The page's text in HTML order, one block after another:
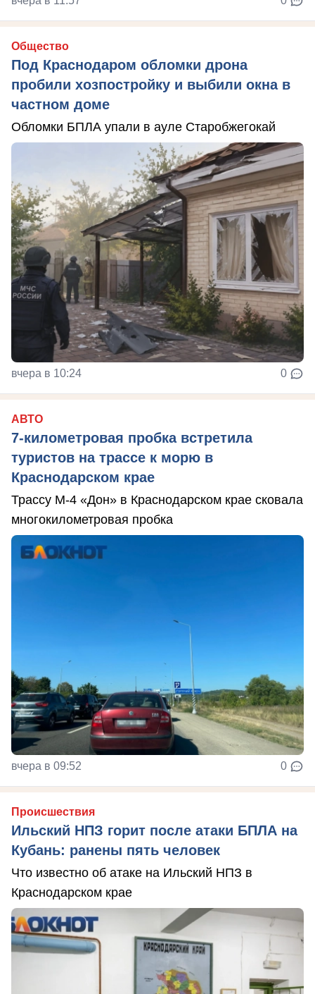
Общество
Под Краснодаром обломки дрона
пробили хозпостройку и выбили окна в
частном доме
Обломки БПЛА упали в ауле Старобжегокай
вчера в 10:24 0
АВТО
7-километровая пробка встретила
туристов на трассе к морю в
Краснодарском крае
Трассу М-4 «Дон» в Краснодарском крае сковала
многокилометровая пробка
вчера в 09:52 0
Происшествия
Ильский НПЗ горит после атаки БПЛА на
Кубань: ранены пять человек
Что известно об атаке на Ильский НПЗ в
Краснодарском крае